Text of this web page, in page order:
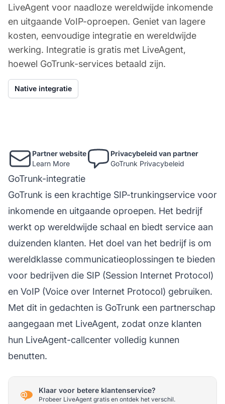
LiveAgent voor naadloze wereldwijde inkomende
en uitgaande VoIP-oproepen. Geniet van lagere
kosten, eenvoudige integratie en wereldwijde
werking. Integratie is gratis met LiveAgent,
hoewel GoTrunk-services betaald zijn.
Native integratie
Partner website
Learn More
Privacybeleid van partner
GoTrunk Privacybeleid
GoTrunk-integratie
GoTrunk is een krachtige SIP-trunkingservice voor
inkomende en uitgaande oproepen. Het bedrijf
werkt op wereldwijde schaal en biedt service aan
duizenden klanten. Het doel van het bedrijf is om
wereldklasse communicatieoplossingen te bieden
voor bedrijven die SIP (Session Internet Protocol)
en VoIP (Voice over Internet Protocol) gebruiken.
Met dit in gedachten is GoTrunk een partnerschap
aangegaan met LiveAgent, zodat onze klanten
hun LiveAgent-callcenter volledig kunnen
benutten.
Klaar voor betere klantenservice?
Probeer LiveAgent gratis en ontdek het verschil.